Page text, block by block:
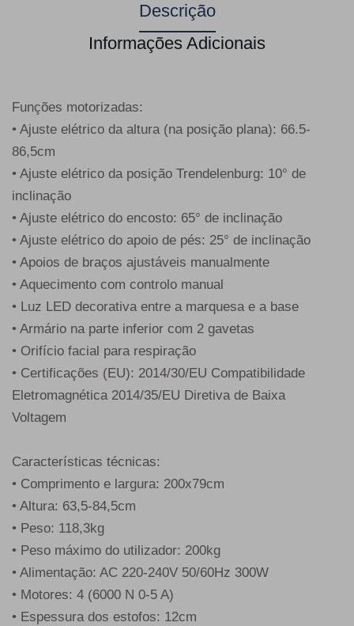
Descrição
Informações Adicionais
Funções motorizadas:
• Ajuste elétrico da altura (na posição plana): 66.5-
86,5cm
• Ajuste elétrico da posição Trendelenburg: 10° de
inclinação
• Ajuste elétrico do encosto: 65° de inclinação
• Ajuste elétrico do apoio de pés: 25° de inclinação
• Apoios de braços ajustáveis manualmente
• Aquecimento com controlo manual
• Luz LED decorativa entre a marquesa e a base
• Armário na parte inferior com 2 gavetas
• Orifício facial para respiração
• Certificações (EU): 2014/30/EU Compatibilidade
Eletromagnética 2014/35/EU Diretiva de Baixa
Voltagem
Características técnicas:
• Comprimento e largura: 200x79cm
• Altura: 63,5-84,5cm
• Peso: 118,3kg
• Peso máximo do utilizador: 200kg
• Alimentação: AC 220-240V 50/60Hz 300W
• Motores: 4 (6000 N 0-5 A)
• Espessura dos estofos: 12cm